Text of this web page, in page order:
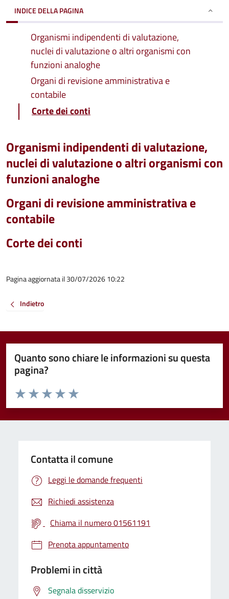
INDICE DELLA PAGINA
Organismi indipendenti di valutazione,
nuclei di valutazione o altri organismi con
funzioni analoghe
Organi di revisione amministrativa e
contabile
Corte dei conti
Organismi indipendenti di valutazione,
nuclei di valutazione o altri organismi con
funzioni analoghe
Organi di revisione amministrativa e
contabile
Corte dei conti
Pagina aggiornata il 30/07/2026 10:22
Indietro
Quanto sono chiare le informazioni su questa
pagina?
Valuta da 1 a 5 stelle la pagina
Valuta 5 stelle su 5
Valuta 4 stelle su 5
Valuta 3 stelle su 5
Valuta 2 stelle su 5
Valuta 1 stelle su 5
Contatta il comune
Leggi le domande frequenti
Richiedi assistenza
Chiama il numero 01561191
Prenota appuntamento
Problemi in città
Segnala disservizio